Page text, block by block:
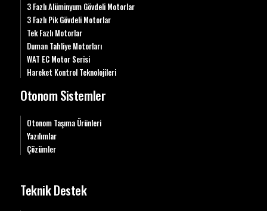
3 Fazlı Alüminyum Gövdeli Motorlar
3 Fazlı Pik Gövdeli Motorlar
Tek Fazlı Motorlar
Duman Tahliye Motorları
WAT EC Motor Serisi
Hareket Kontrol Teknolojileri
Otonom Sistemler
Otonom Taşıma Ürünleri
Yazılımlar
Çözümler
Teknik Destek